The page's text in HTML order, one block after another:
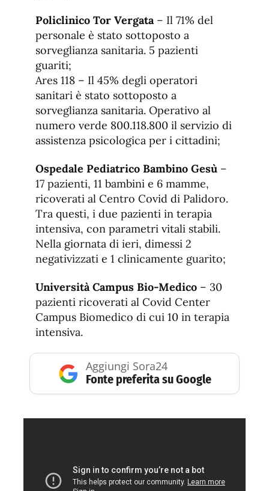
Policlinico Tor Vergata– Il 71% del
personale è stato sottoposto a
sorveglianza sanitaria. 5 pazienti
guariti;
Ares 118 – Il 45% degli operatori
sanitari è stato sottoposto a
sorveglianza sanitaria. Operativo al
numero verde 800.118.800 il servizio di
assistenza psicologica per i cittadini;
Ospedale Pediatrico Bambino Gesù –
17 pazienti, 11 bambini e 6 mamme,
ricoverati al Centro Covid di Palidoro.
Tra questi, i due pazienti in terapia
intensiva, con parametri vitali stabili.
Nella giornata di ieri, dimessi 2
negativizzati e 1 clinicamente guarito;
Università Campus Bio-Medico – 30
pazienti ricoverati al Covid Center
Campus Biomedico di cui 10 in terapia
intensiva.
Aggiungi Sora24
Fonte preferita su Google